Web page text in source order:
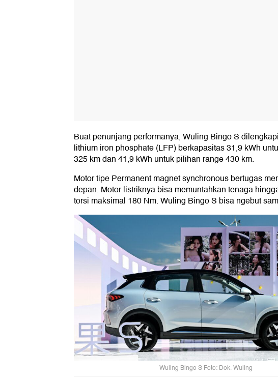
Buat penunjang performanya, Wuling Bingo S
lithium iron phosphate (LFP) berkapasitas 31,9 kWh
325 km dan 41,9 kWh untuk pilihan range 430 km.
Motor tipe Permanent magnet synchronous bertugas
depan. Motor listriknya bisa memuntahkan tenaga
torsi maksimal 180 Nm. Wuling Bingo S bisa ngebut
Wuling Bingo S Foto: Dok. Wuling